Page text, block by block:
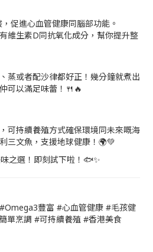
促進心血管健康同腦部功能。
維生素D同抗氧化成分，幫你提升整
蒸或者配沙律都好正！幾分鐘就煮出
可以滿足味蕾！🍴🔥
可持續養殖方式確保環境同未來嘅海
三文魚，支援地球健康！🌍💚
之選！即刻試下啦！🐟✨
豐富 #心血管健康 #毛孩健
單烹調 #可持續養殖 #香港美食